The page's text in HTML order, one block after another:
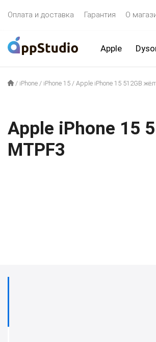
Оплата и доставка Гарантия О
Apple
/ iPhone / iPhone 15 / Apple iPhone 15 512GB
Apple iPhone 15
MTPF3